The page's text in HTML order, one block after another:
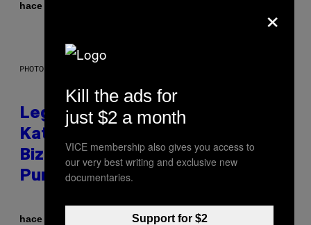
hace 31 minutos
PHOTO BY DIMITRIOS KAMBOURIS/WIREIMAGE
Legendary Music Manager Peter
Katsis, Who Worked With Limp
Bizkit and The Smashing
Pumpkins, Has Died
hace 57 minutos Stephen Andrew Galiher
×
Kill the ads for
just $2 a month
VICE membership also gives you access to
our very best writing and exclusive new
documentaries.
Support for $2